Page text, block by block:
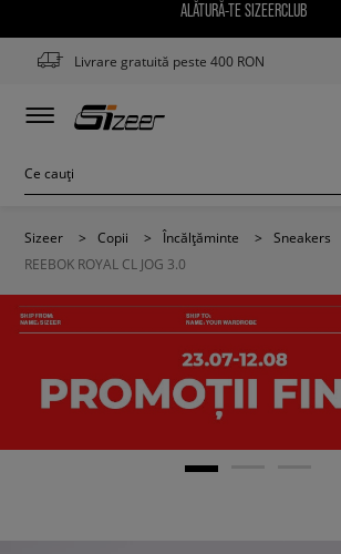
ALĂTURĂ-TE SIZEERCLUB
Livrare gratuită peste 400 RON
Sizeer > Copii > Încălțăminte > Sneakers
REEBOK ROYAL CL JOG 3.0